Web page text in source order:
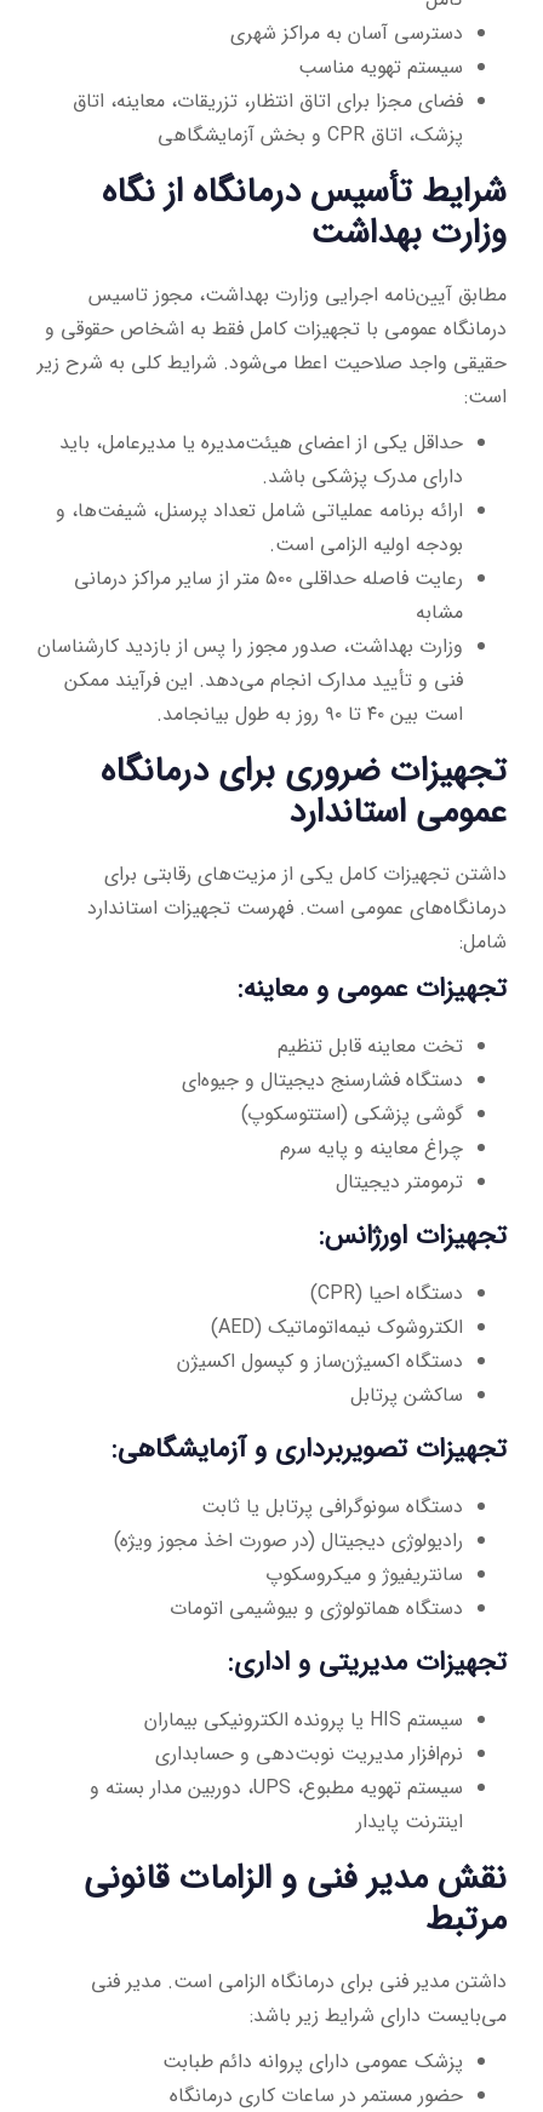
دسترسی آسان به مراکز شهری
سیستم تهویه مناسب
فضای مجزا برای اتاق انتظار، تزریقات، معاینه، اتاق
پزشک، اتاق CPR و بخش آزمایشگاهی
شرایط تأسیس درمانگاه از نگاه
وزارت بهداشت
مطابق آیین‌نامه اجرایی وزارت بهداشت، مجوز تاسیس
درمانگاه عمومی با تجهیزات کامل فقط به اشخاص حقوقی و
حقیقی واجد صلاحیت اعطا می‌شود. شرایط کلی به شرح زیر
است:
حداقل یکی از اعضای هیئت‌مدیره یا مدیرعامل، باید
دارای مدرک پزشکی باشد.
ارائه برنامه عملیاتی شامل تعداد پرسنل، شیفت‌ها، و
بودجه اولیه الزامی است.
رعایت فاصله حداقلی ۵۰۰ متر از سایر مراکز درمانی
مشابه
وزارت بهداشت، صدور مجوز را پس از بازدید کارشناسان
فنی و تأیید مدارک انجام می‌دهد. این فرآیند ممکن
است بین ۴۰ تا ۹۰ روز به طول بیانجامد.
تجهیزات ضروری برای درمانگاه
عمومی استاندارد
داشتن تجهیزات کامل یکی از مزیت‌های رقابتی برای
درمانگاه‌های عمومی است. فهرست تجهیزات استاندارد
شامل:
تجهیزات عمومی و معاینه:
تخت معاینه قابل تنظیم
دستگاه فشارسنج دیجیتال و جیوه‌ای
گوشی پزشکی (استتوسکوپ)
چراغ معاینه و پایه سرم
ترمومتر دیجیتال
تجهیزات اورژانس:
دستگاه احیا (CPR)
الکتروشوک نیمه‌اتوماتیک (AED)
دستگاه اکسیژن‌ساز و کپسول اکسیژن
ساکشن پرتابل
تجهیزات تصویربرداری و آزمایشگاهی:
دستگاه سونوگرافی پرتابل یا ثابت
رادیولوژی دیجیتال (در صورت اخذ مجوز ویژه)
سانتریفیوژ و میکروسکوپ
دستگاه هماتولوژی و بیوشیمی اتومات
تجهیزات مدیریتی و اداری:
سیستم HIS یا پرونده الکترونیکی بیماران
نرم‌افزار مدیریت نوبت‌دهی و حسابداری
سیستم تهویه مطبوع، UPS، دوربین مدار بسته و
اینترنت پایدار
نقش مدیر فنی و الزامات قانونی
مرتبط
داشتن مدیر فنی برای درمانگاه الزامی است. مدیر فنی
می‌بایست دارای شرایط زیر باشد:
پزشک عمومی دارای پروانه دائم طبابت
حضور مستمر در ساعات کاری درمانگاه